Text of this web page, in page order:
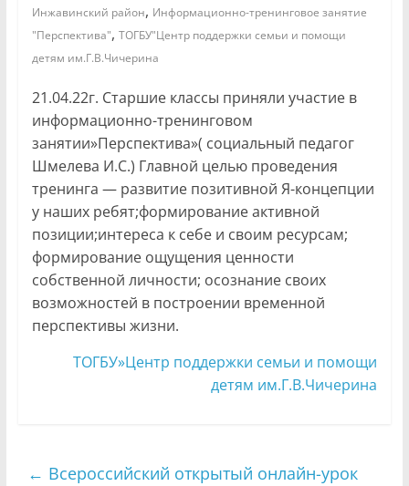
Инжавинский район, Информационно-тренинговое занятие
"Перспектива", ТОГБУ"Центр поддержки семьи и помощи
детям им.Г.В.Чичерина
21.04.22г. Старшие классы приняли участие в
информационно-тренинговом
занятии»Перспектива»( социальный педагог
Шмелева И.С.) Главной целью проведения
тренинга — развитие позитивной Я-концепции
у наших ребят;формирование активной
позиции;интереса к себе и своим ресурсам;
формирование ощущения ценности
собственной личности; осознание своих
возможностей в построении временной
перспективы жизни.
ТОГБУ»Центр поддержки семьи и помощи
детям им.Г.В.Чичерина
← Всероссийский открытый онлайн-урок